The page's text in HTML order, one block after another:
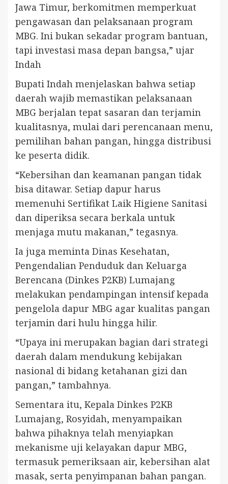
Jawa Timur, berkomitmen memperkuat
pengawasan dan pelaksanaan program
MBG. Ini bukan sekadar program bantuan,
tapi investasi masa depan bangsa,” ujar
Indah
Bupati Indah menjelaskan bahwa setiap
daerah wajib memastikan pelaksanaan
MBG berjalan tepat sasaran dan terjamin
kualitasnya, mulai dari perencanaan menu,
pemilihan bahan pangan, hingga distribusi
ke peserta didik.
“Kebersihan dan keamanan pangan tidak
bisa ditawar. Setiap dapur harus
memenuhi Sertifikat Laik Higiene Sanitasi
dan diperiksa secara berkala untuk
menjaga mutu makanan,” tegasnya.
Ia juga meminta Dinas Kesehatan,
Pengendalian Penduduk dan Keluarga
Berencana (Dinkes P2KB) Lumajang
melakukan pendampingan intensif kepada
pengelola dapur MBG agar kualitas pangan
terjamin dari hulu hingga hilir.
“Upaya ini merupakan bagian dari strategi
daerah dalam mendukung kebijakan
nasional di bidang ketahanan gizi dan
pangan,” tambahnya.
Sementara itu, Kepala Dinkes P2KB
Lumajang, Rosyidah, menyampaikan
bahwa pihaknya telah menyiapkan
mekanisme uji kelayakan dapur MBG,
termasuk pemeriksaan air, kebersihan alat
masak, serta penyimpanan bahan pangan.